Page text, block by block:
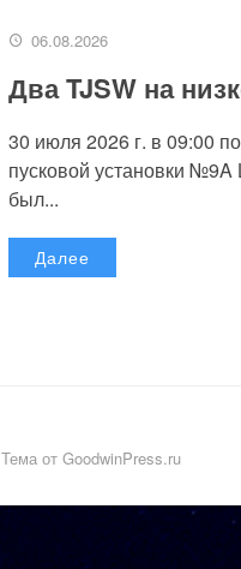
06.08.2026
Два TJSW на
30 июля 2026 г. в 09:00
пусковой установки №9A
был...
Далее
Тема от GoodwinPress.ru